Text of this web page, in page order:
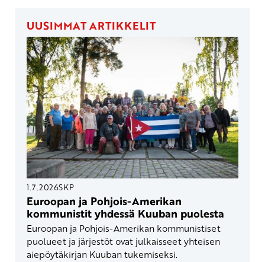
UUSIMMAT ARTIKKELIT
1.7.2026SKP
Euroopan ja Pohjois-Amerikan
kommunistit yhdessä Kuuban puolesta
Euroopan ja Pohjois-Amerikan kommunistiset
puolueet ja järjestöt ovat julkaisseet yhteisen
aiepöytäkirjan Kuuban tukemiseksi.